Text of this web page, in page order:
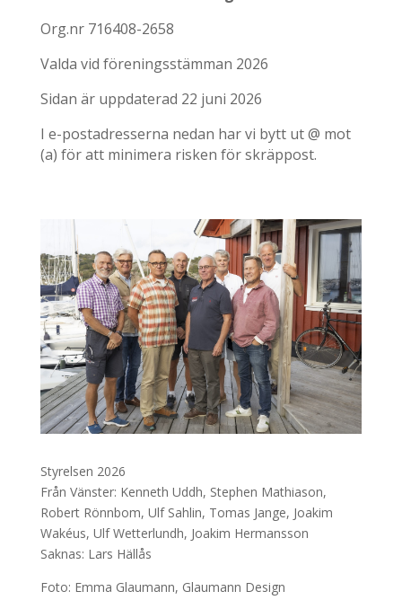
Org.nr 716408-2658
Valda vid föreningsstämman 2026
Sidan är uppdaterad 22 juni 2026
I e-postadresserna nedan har vi bytt ut @ mot
(a) för att minimera risken för skräppost.
Styrelsen 2026
Från Vänster: Kenneth Uddh, Stephen Mathiason,
Robert Rönnbom, Ulf Sahlin, Tomas Jange, Joakim
Wakéus, Ulf Wetterlundh, Joakim Hermansson
Saknas: Lars Hällås
Foto: Emma Glaumann, Glaumann Design